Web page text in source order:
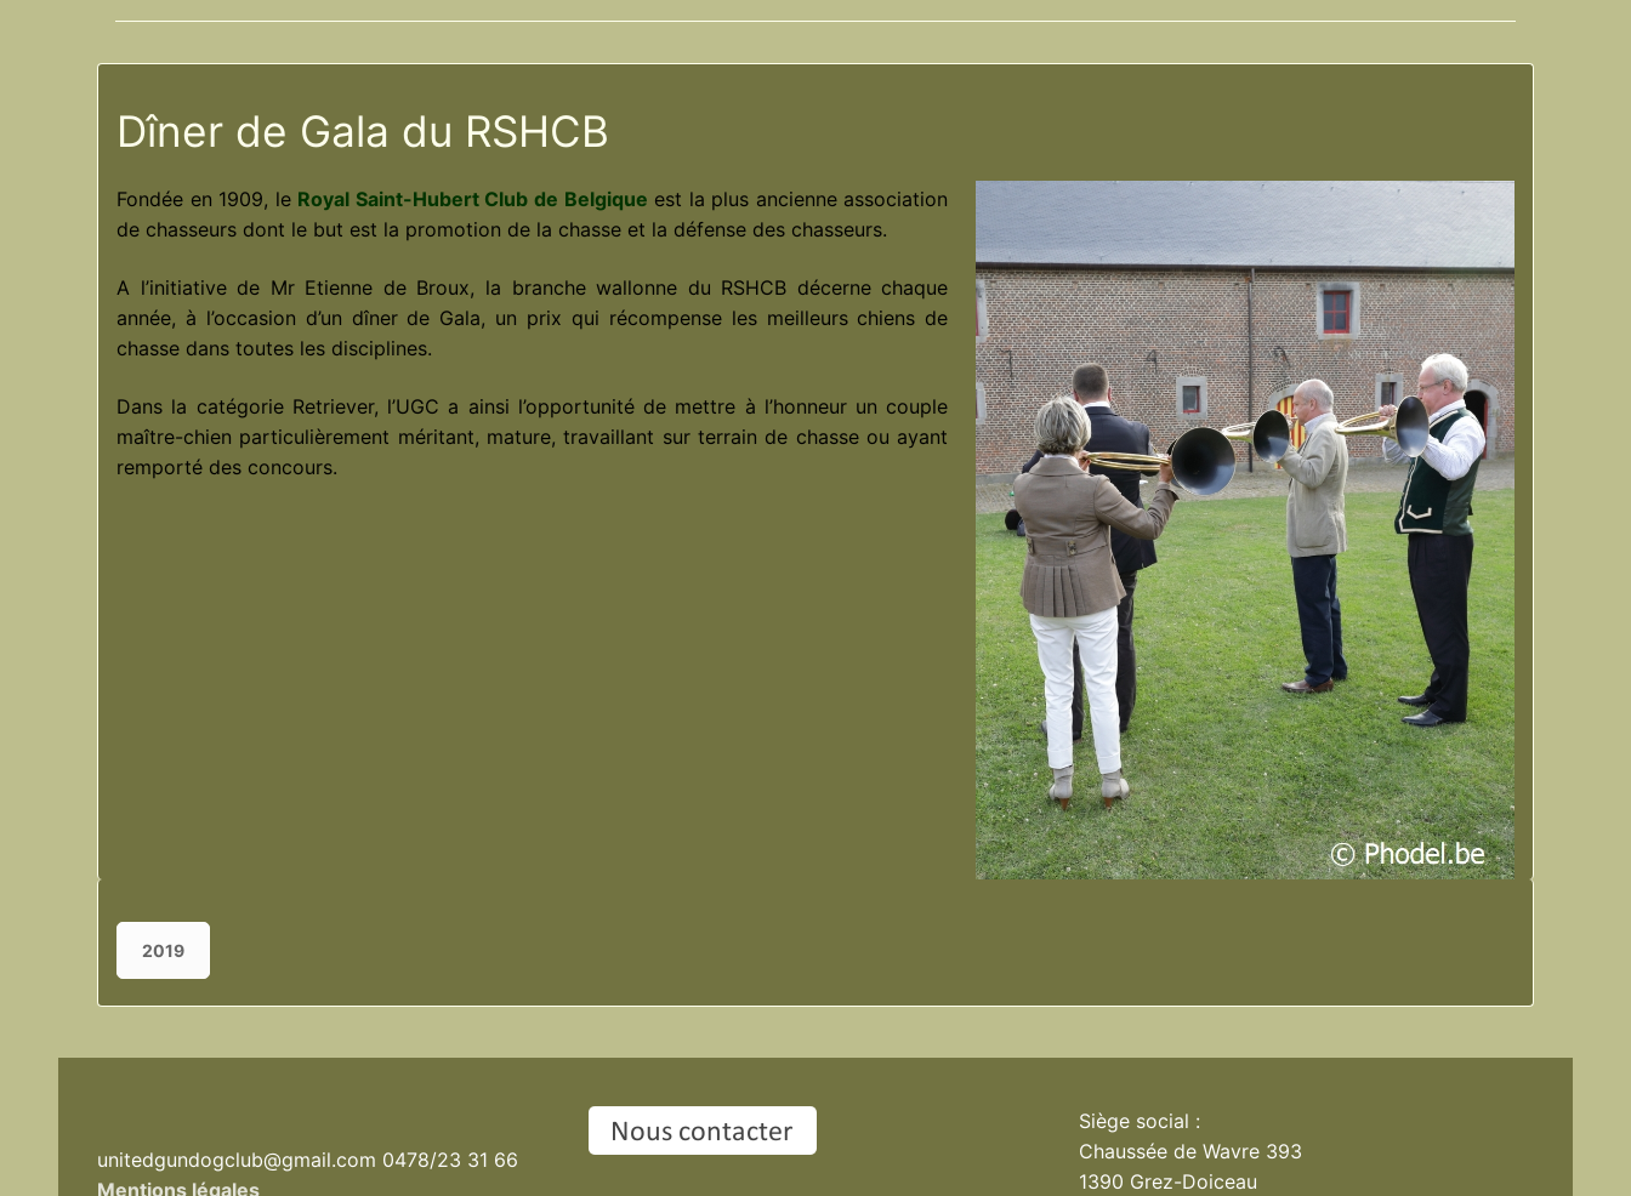
Dîner de Gala du RSHCB
Fondée en 1909, le Royal Saint-Hubert Club de Belgique est la plus ancienne association
de chasseurs dont le but est la promotion de la chasse et la défense des chasseurs.
A l’initiative de Mr Etienne de Broux, la branche wallonne du RSHCB décerne chaque
année, à l’occasion d’un dîner de Gala, un prix qui récompense les meilleurs chiens de
chasse dans toutes les disciplines.
Dans la catégorie Retriever, l’UGC a ainsi l’opportunité de mettre à l’honneur un couple
maître-chien particulièrement méritant, mature, travaillant sur terrain de chasse ou ayant
remporté des concours.
2019
unitedgundogclub@gmail.com 0478/23 31 66
Mentions légales
Siège social :
Chaussée de Wavre 393
1390 Grez-Doiceau